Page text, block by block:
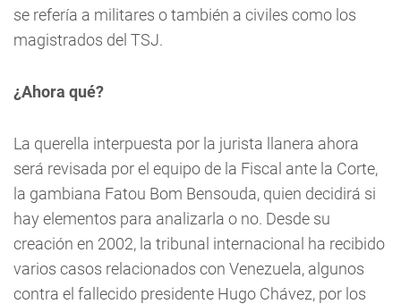
se refería a militares o también a civiles como los
magistrados del TSJ.
¿Ahora qué?
La querella interpuesta por la jurista llanera ahora
será revisada por el equipo de la Fiscal ante la Corte,
la gambiana Fatou Bom Bensouda, quien decidirá si
hay elementos para analizarla o no. Desde su
creación en 2002, la tribunal internacional ha recibido
varios casos relacionados con Venezuela, algunos
contra el fallecido presidente Hugo Chávez, por los